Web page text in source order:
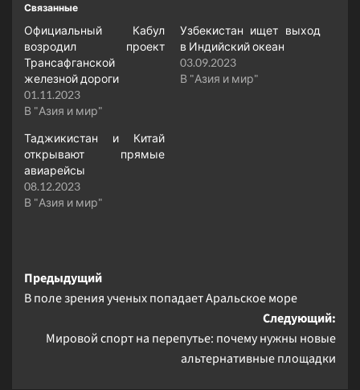
Связанные
Официальный Кабул
возродил проект
Трансафганской
железной дороги
01.11.2023
В "Азия и мир"
Узбекистан ищет выход
в Индийский океан
03.09.2023
В "Азия и мир"
Таджикистан и Китай
открывают прямые
авиарейсы
08.12.2023
В "Азия и мир"
Навигация
записи
Предыдущий
В поле зрения ученых попадает Аральское море
Следующий:
Мировой спорт на перепутье: почему нужны новые
альтернативные площадки